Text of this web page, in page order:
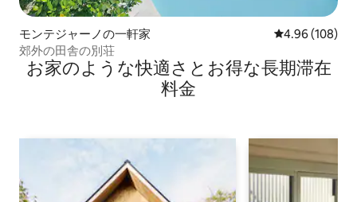
モンテジャーノの一軒家 レビュー108
4.96 (108)
郊外の田舎の別荘
お家のような快⁠適⁠さ⁠とお⁠得⁠な長⁠期⁠滞⁠在
料⁠金